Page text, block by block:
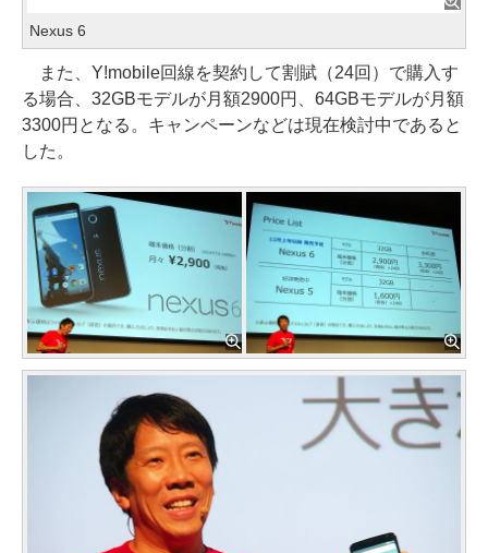
Nexus 6
また、Y!mobile回線を契約して割賦（24回）で購入す
る場合、32GBモデルが月額2900円、64GBモデルが月額
3300円となる。キャンペーンなどは現在検討中であると
した。